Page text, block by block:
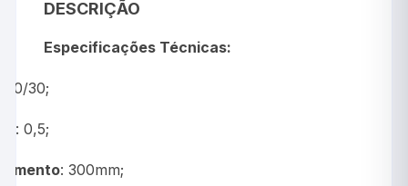
DESCRIÇÃO
Especificações Técnicas:
:0/30;
: 0,5;
: 300mm;